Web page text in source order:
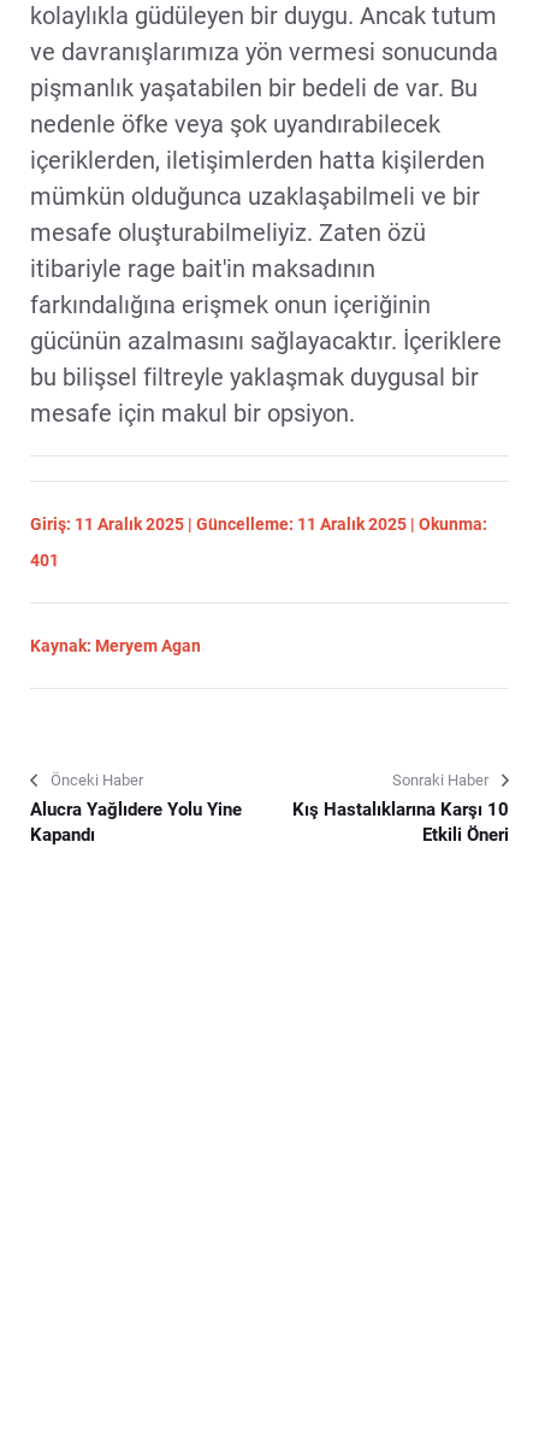
kolaylıkla güdüleyen bir duygu. Ancak tutum
ve davranışlarımıza yön vermesi sonucunda
pişmanlık yaşatabilen bir bedeli de var. Bu
nedenle öfke veya şok uyandırabilecek
içeriklerden, iletişimlerden hatta kişilerden
mümkün olduğunca uzaklaşabilmeli ve bir
mesafe oluşturabilmeliyiz. Zaten özü
itibariyle rage bait'in maksadının
farkındalığına erişmek onun içeriğinin
gücünün azalmasını sağlayacaktır. İçeriklere
bu bilişsel filtreyle yaklaşmak duygusal bir
mesafe için makul bir opsiyon.
Giriş: 11 Aralık 2025 | Güncelleme: 11 Aralık 2025 | Okunma:
401
Kaynak: Meryem Agan
Önceki Haber
Alucra Yağlıdere Yolu Yine
Kapandı
Sonraki Haber
Kış Hastalıklarına Karşı 10
Etkili Öneri